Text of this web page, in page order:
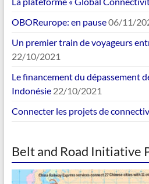
OBOReurope: en pause06/11/
Un premier train de voyageurs
22/10/2021
Le financement du dépassement
Indonésie 22/10/2021
Connecter les projets de
Belt and Road Initiative